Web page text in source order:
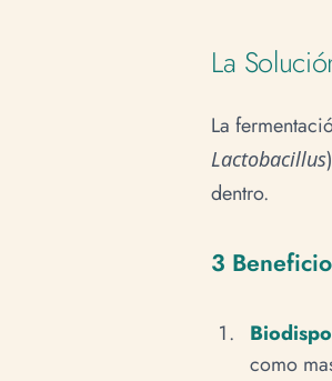
La
La
Lactobacillus
dentro.
3
como